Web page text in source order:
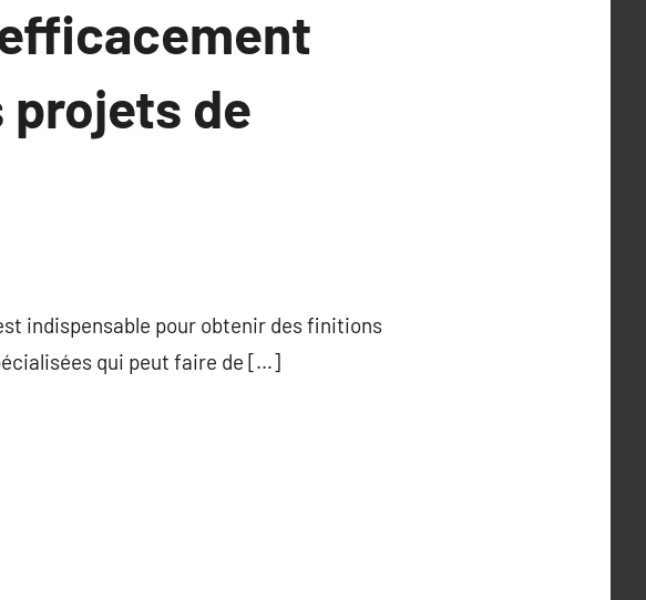
projets de
indispensable pour obtenir des finitions
qui peut faire de […]